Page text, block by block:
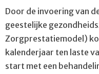
Door de invoering van
geestelijke
Zorgprestatiemodel)
kalenderjaar ten laste
start met een